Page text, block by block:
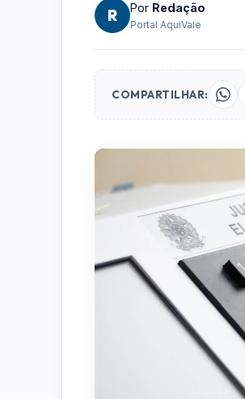
R Por Redação
Portal AquiVale
COMPARTILHAR: